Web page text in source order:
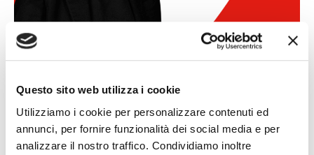
Questo sito web utilizza i cookie
Utilizziamo i cookie per personalizzare contenuti ed
annunci, per fornire funzionalità dei social media e per
analizzare il nostro traffico. Condividiamo inoltre